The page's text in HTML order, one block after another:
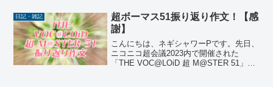
緒に作ろう！第21回楽曲コンテストプロ
セカNE...
日記・雑記
超ボーマス51振り返り作文！【感
謝】
こんにちは、ネギシャワーPです。先日、
ニコニコ超会議2023内で開催された
「THE VOC@LOiD 超 M@STER 51」に